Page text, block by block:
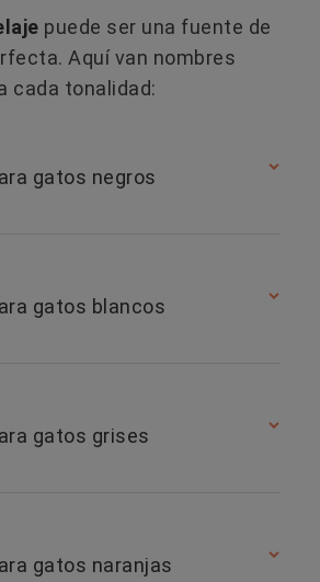
puede ser una fuente de
Aquí van nombres
cada tonalidad:
gatos negros
gatos blancos
gatos grises
gatos naranjas